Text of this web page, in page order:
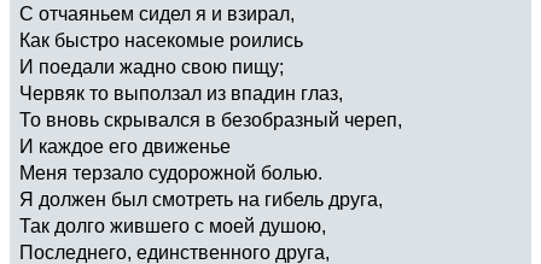
С отчаяньем сидел я и взирал,
Как быстро насекомые роились
И поедали жадно свою пищу;
Червяк то выползал из впадин глаз,
То вновь скрывался в безобразный череп,
И каждое его движенье
Меня терзало судорожной болью.
Я должен был смотреть на гибель друга,
Так долго жившего с моей душою,
Последнего, единственного друга,